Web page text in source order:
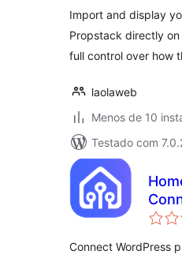
Import and display
Propstack directly
full control over how
laolaweb
Menos de 10
Testado com
Connect WordPress